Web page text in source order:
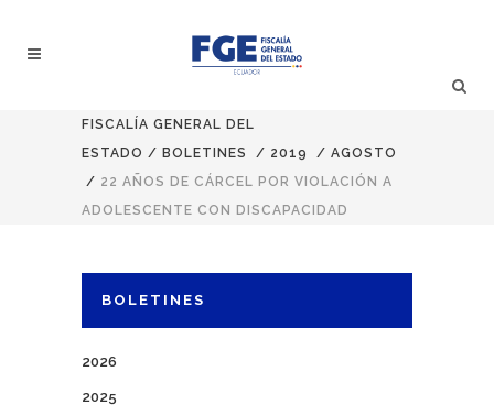
FISCALÍA GENERAL DEL
ESTADO / BOLETINES / 2019 / AGOSTO
/ 22 AÑOS DE CÁRCEL POR VIOLACIÓN A
ADOLESCENTE CON DISCAPACIDAD
BOLETINES
2026
2025